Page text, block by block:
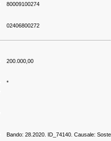
80009100274
02406800272
200.000,00
*
Bando: 28.2020. ID_74140. Causale: